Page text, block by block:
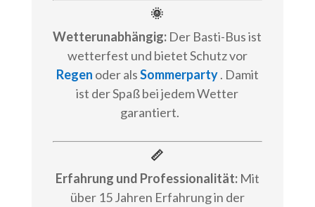
🌞
Wetterunabhängig: Der Basti-Bus ist
wetterfest und bietet Schutz vor
Regen oder alsSommerparty. Damit
ist der Spaß bei jedem Wetter
garantiert.
📏
Erfahrung und Professionalität:Mit
über 15 Jahren Erfahrung in der